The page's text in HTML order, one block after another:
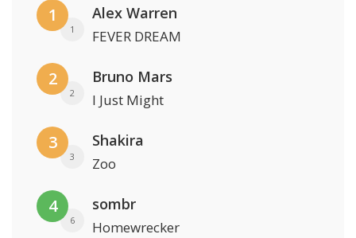
1
1
Alex Warren
FEVER DREAM
2
2
Bruno Mars
I Just Might
3
3
Shakira
Zoo
4
6
sombr
Homewrecker